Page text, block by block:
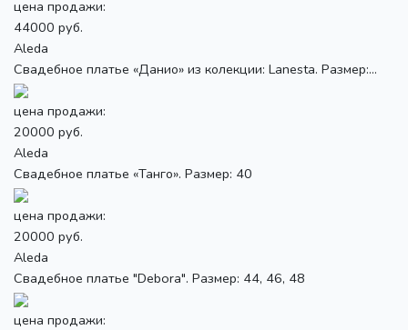
цена продажи:
44000 руб.
Aleda
Свадебное платье «Данио» из колекции: Lanesta. Размер:...
цена продажи:
20000 руб.
Aleda
Свадебное платье «Танго». Размер: 40
цена продажи:
20000 руб.
Aleda
Свадебное платье "Debora". Размер: 44, 46, 48
цена продажи: